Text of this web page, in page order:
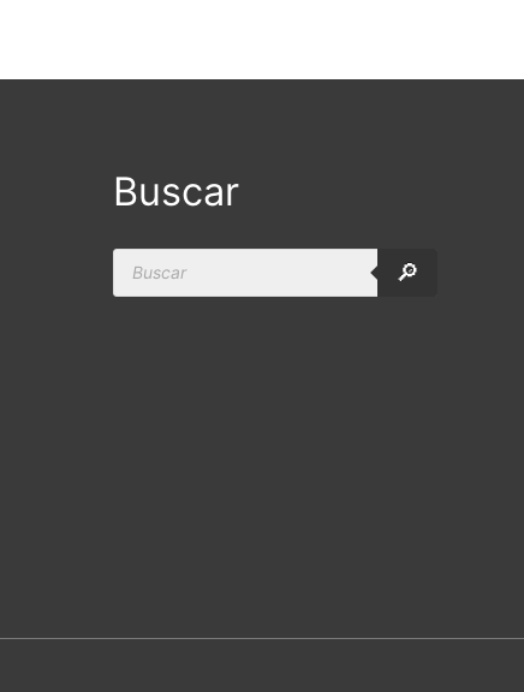
Buscar
Products
search
🔎